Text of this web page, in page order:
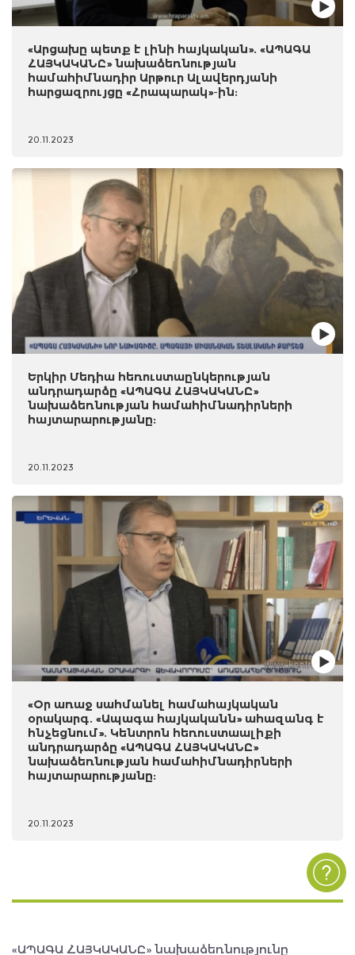
«Արցախը պետք է լինի հայկական». «ԱՊԱԳԱ
ՀԱՅԿԱԿԱՆԸ» նախաձեռնության
համահիմնադիր Արթուր Ալավերդյանի
հարցազրույցը «Հրապարակ»-ին:
20.11.2023
Երկիր Մեդիա հեռուստաընկերության
անդրադարձը «ԱՊԱԳԱ ՀԱՅԿԱԿԱՆԸ»
նախաձեռնության համահիմնադիրների
հայտարարությանը:
20.11.2023
«Օր առաջ սահմանել համահայկական
օրակարգ. «Ապագա հայկականն» ահազանգ է
հնչեցնում». Կենտրոն հեռուստաալիքի
անդրադարձը «ԱՊԱԳԱ ՀԱՅԿԱԿԱՆԸ»
նախաձեռնության համահիմնադիրների
հայտարարությանը:
20.11.2023
«ԱՊԱԳԱ ՀԱՅԿԱԿԱՆԸ» նախաձեռնությունը